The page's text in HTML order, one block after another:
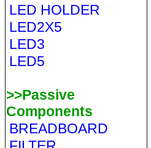
LED HOLDER
LED2X5
LED3
LED5
>>Passive
Components
BREADBOARD